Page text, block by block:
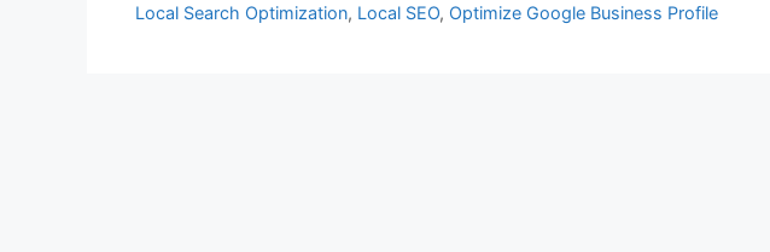
Local Search Optimization, Local SEO, Optimize Google Business Profile